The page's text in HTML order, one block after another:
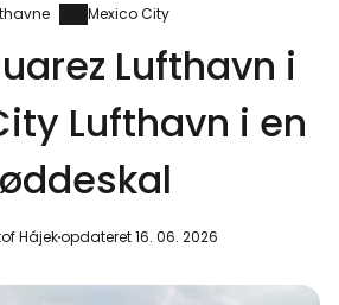
Mexico City
Lufthavn i
Lufthavn i en
Hájekopdateret 16. 06. 2026
med Google